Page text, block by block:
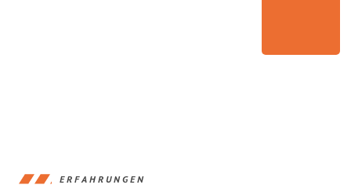
ERFAHRUNGEN